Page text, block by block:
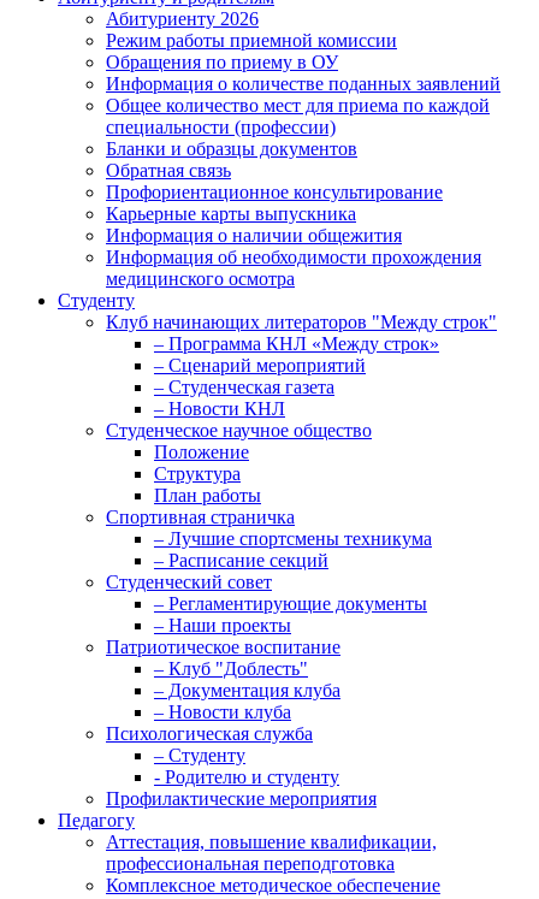
Абитуриенту 2026
Режим работы приемной комиссии
Обращения по приему в ОУ
Информация о количестве поданных заявлений
Общее количество мест для приема по каждой
специальности (профессии)
Бланки и образцы документов
Обратная связь
Профориентационное консультирование
Карьерные карты выпускника
Информация о наличии общежития
Информация об необходимости прохождения
медицинского осмотра
Студенту
Клуб начинающих литераторов "Между строк"
– Программа КНЛ «Между строк»
– Сценарий мероприятий
– Студенческая газета
– Новости КНЛ
Студенческое научное общество
Положение
Структура
План работы
Спортивная страничка
– Лучшие спортсмены техникума
– Расписание секций
Студенческий совет
– Регламентирующие документы
– Наши проекты
Патриотическое воспитание
– Клуб "Доблесть"
– Документация клуба
– Новости клуба
Психологическая служба
– Студенту
- Родителю и студенту
Профилактические мероприятия
Педагогу
Аттестация, повышение квалификации,
профессиональная переподготовка
Комплексное методическое обеспечение